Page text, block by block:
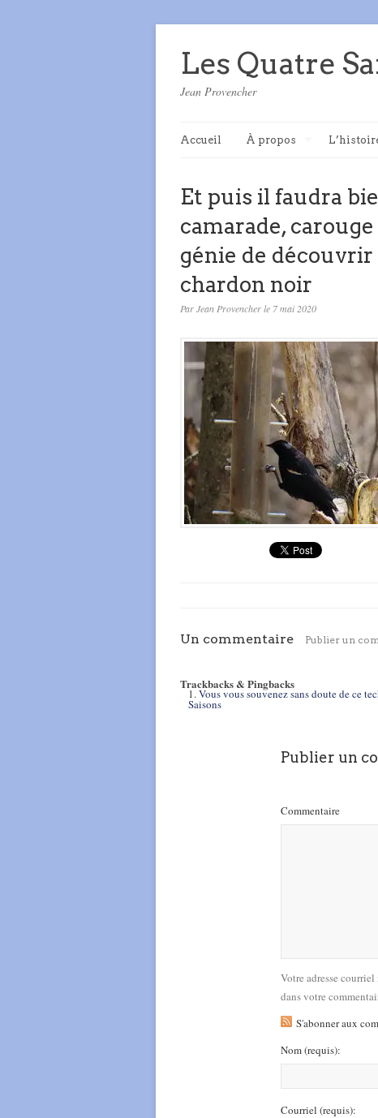
Les Quatre
Jean Provencher
Accueil À propos
Et puis il faudra
camarade,
génie de
chardon noir
Par Jean Provencher le 7 mai 2020
Un commentaire Publier un
Trackbacks & Pingbacks
Vous vous souvenez sans doute de ce
Saisons
Publier un
Commentaire
Votre adresse
dans votre
S'abonner aux
Nom(requis):
Courriel (requis):